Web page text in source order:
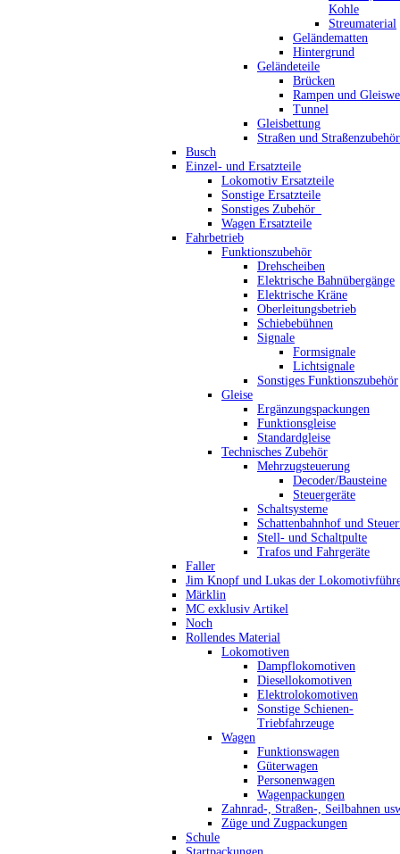
Kohle
Streumaterial
Geländematten
Hintergrund
Geländeteile
Brücken
Rampen und
Tunnel
Gleisbettung
Straßen und Straßenzubehör
Busch
Einzel- und Ersatzteile
Lokomotiv Ersatzteile
Sonstige Ersatzteile
Sonstiges Zubehör_
Wagen Ersatzteile
Fahrbetrieb
Funktionszubehör
Drehscheiben
Elektrische Bahnübergänge
Elektrische Kräne
Oberleitungsbetrieb
Schiebebühnen
Signale
Formsignale
Lichtsignale
Sonstiges Funktionszubehör
Gleise
Ergänzungspackungen
Funktionsgleise
Standardgleise
Technisches Zubehör
Mehrzugsteuerung
Decoder/Bausteine
Steuergeräte
Schaltsysteme
Schattenbahnhof und
Stell- und Schaltpulte
Trafos und Fahrgeräte
Faller
Jim Knopf und Lukas der
Märklin
MC exklusiv Artikel
Noch
Rollendes Material
Lokomotiven
Dampflokomotiven
Diesellokomotiven
Elektrolokomotiven
Sonstige Schienen-
Triebfahrzeuge
Wagen
Funktionswagen
Güterwagen
Personenwagen
Wagenpackungen
Zahnrad-, Straßen-, Seilbahnen
Züge und Zugpackungen
Schule